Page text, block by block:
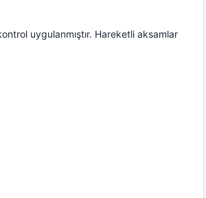
uygulanmıştır. Hareketli aksamlar